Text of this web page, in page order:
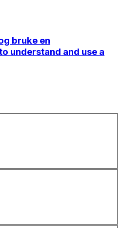
bruke en
understand and use a